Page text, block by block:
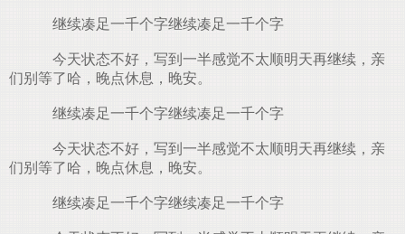
继续凑足一千个字继续凑足一千个字
今天状态不好，写到一半感觉不太顺明天再继续，亲
们别等了哈，晚点休息，晚安。
继续凑足一千个字继续凑足一千个字
今天状态不好，写到一半感觉不太顺明天再继续，亲
们别等了哈，晚点休息，晚安。
继续凑足一千个字继续凑足一千个字